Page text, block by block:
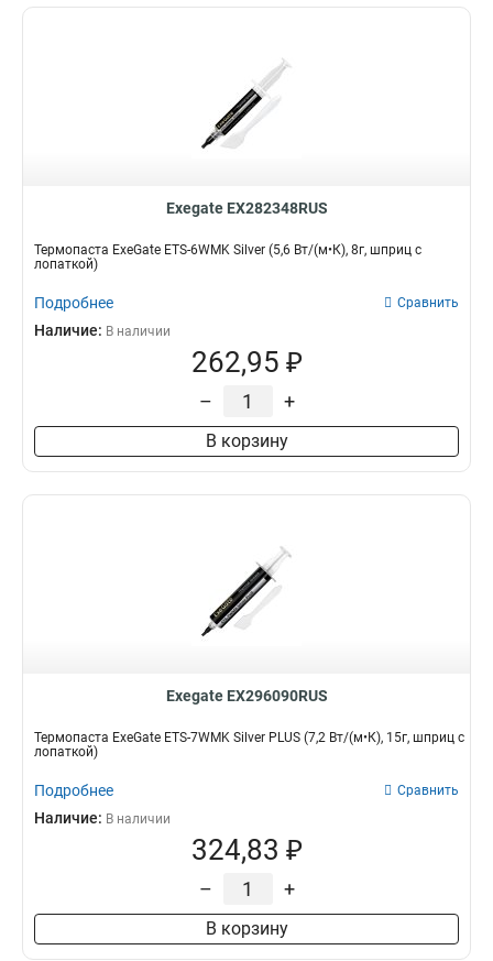
Exegate EX282348RUS
Термопаста ExeGate ETS-6WMK Silver (5,6 Вт/(м•К), 8г, шприц с
лопаткой)
Подробнее Сравнить
Наличие: В наличии
262,95 ₽
– +
В корзину
Exegate EX296090RUS
Термопаста ExeGate ETS-7WMK Silver PLUS (7,2 Вт/(м•К), 15г, шприц с
лопаткой)
Подробнее Сравнить
Наличие: В наличии
324,83 ₽
– +
В корзину